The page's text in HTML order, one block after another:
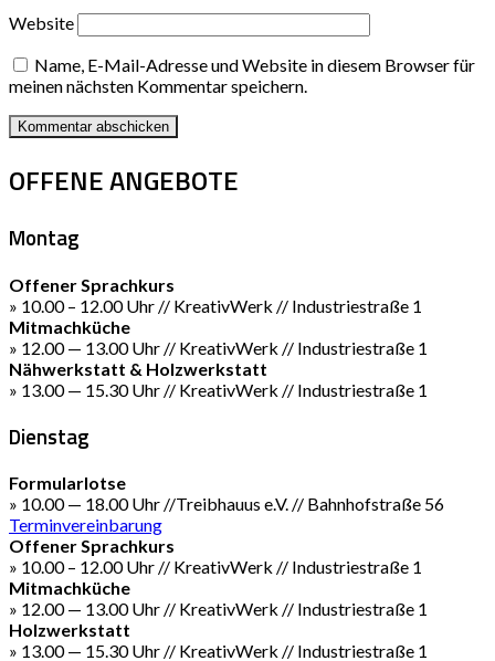
Website
Name, E-Mail-Adresse und Website in diesem Browser für
meinen nächsten Kommentar speichern.
OFFENE ANGEBOTE
Montag
Offener Sprachkurs
» 10.00 – 12.00 Uhr // KreativWerk // Industriestraße 1
Mitmachküche
» 12.00 — 13.00 Uhr // KreativWerk // Industriestraße 1
Nähwerkstatt & Holzwerkstatt
» 13.00 — 15.30 Uhr // KreativWerk // Industriestraße 1
Dienstag
Formularlotse
» 10.00 — 18.00 Uhr //Treibhauus e.V. // Bahnhofstraße 56
Terminvereinbarung
Offener Sprachkurs
» 10.00 – 12.00 Uhr // KreativWerk // Industriestraße 1
Mitmachküche
» 12.00 — 13.00 Uhr // KreativWerk // Industriestraße 1
Holzwerkstatt
» 13.00 — 15.30 Uhr // KreativWerk // Industriestraße 1